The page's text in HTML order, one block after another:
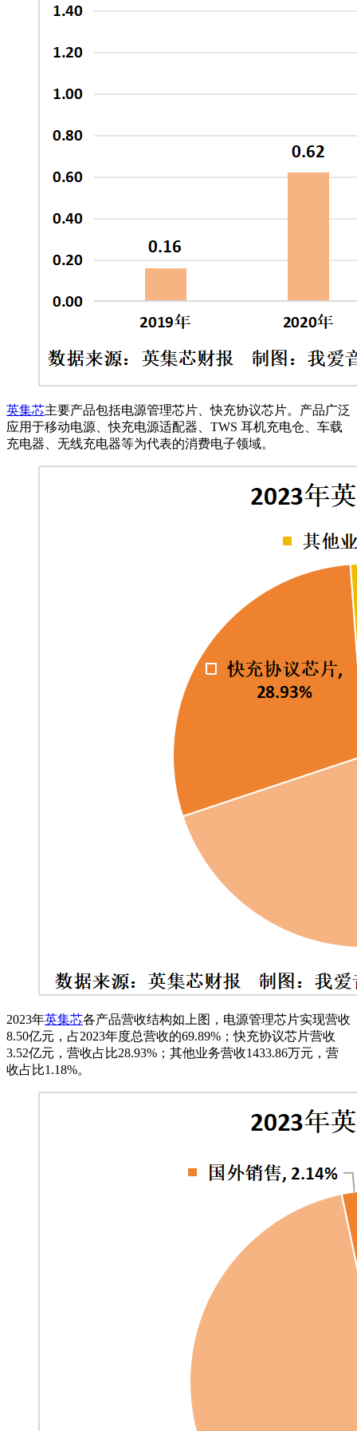
英集芯主要产品包括电源管理芯片、快充协议芯片。产品广泛
应用于移动电源、快充电源适配器、TWS 耳机充电仓、车载
充电器、无线充电器等为代表的消费电子领域。
2023年英集芯各产品营收结构如上图，电源管理芯片实现营收
8.50亿元，占2023年度总营收的69.89%；快充协议芯片营收
3.52亿元，营收占比28.93%；其他业务营收1433.86万元，营
收占比1.18%。